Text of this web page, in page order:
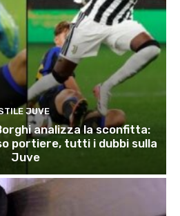
JUVE
analizza la sconfitta:
portiere, tutti i dubbi sulla
Juve